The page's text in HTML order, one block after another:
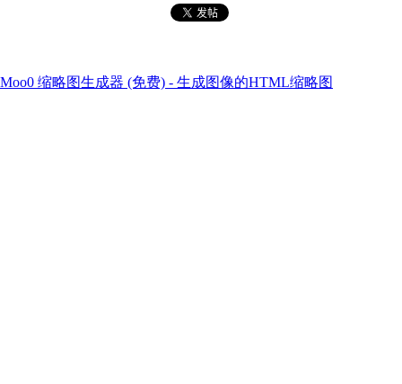
Moo0 缩略图生成器 (免费) - 生成图像的HTML缩略图